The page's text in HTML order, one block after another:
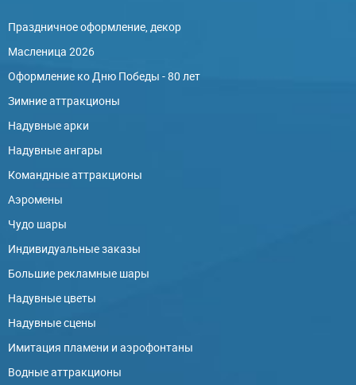
Праздничное оформление, декор
Масленица 2026
Оформление ко Дню Победы - 80 лет
Зимние аттракционы
Надувные арки
Надувные ангары
Командные аттракционы
Аэромены
Чудо шары
Индивидуальные заказы
Большие рекламные шары
Надувные цветы
Надувные сцены
Имитация пламени и аэрофонтаны
Водные аттракционы